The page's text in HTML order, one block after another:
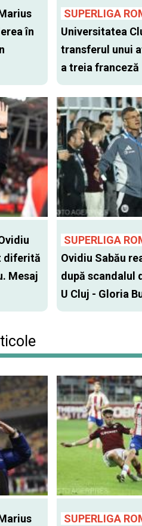
în
SUPERLIGA
Universitatea
transferul unui
a treia franceză
diferită
Mesaj
SUPERLIGA
Ovidiu Sabău
după scandalul
U Cluj - Gloria
SUPERLIGA